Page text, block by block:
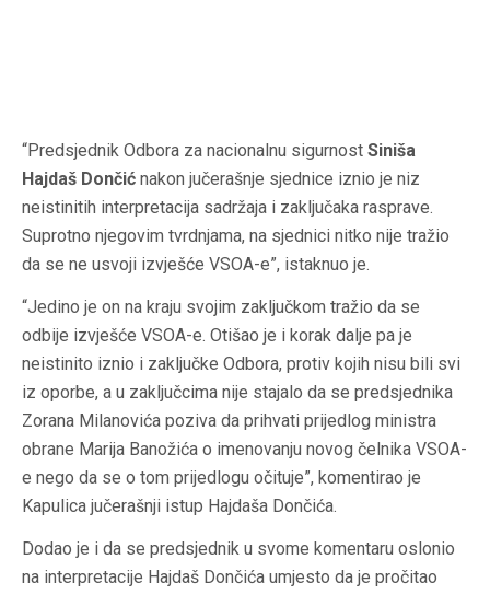
“Predsjednik Odbora za nacionalnu sigurnost Siniša
Hajdaš Dončić nakon jučerašnje sjednice iznio je niz
neistinitih interpretacija sadržaja i zaključaka rasprave.
Suprotno njegovim tvrdnjama, na sjednici nitko nije tražio
da se ne usvoji izvješće VSOA-e”, istaknuo je.
“Jedino je on na kraju svojim zaključkom tražio da se
odbije izvješće VSOA-e. Otišao je i korak dalje pa je
neistinito iznio i zaključke Odbora, protiv kojih nisu bili svi
iz oporbe, a u zaključcima nije stajalo da se predsjednika
Zorana Milanovića poziva da prihvati prijedlog ministra
obrane Marija Banožića o imenovanju novog čelnika VSOA-
e nego da se o tom prijedlogu očituje”, komentirao je
Kapulica jučerašnji istup Hajdaša Dončića.
Dodao je i da se predsjednik u svome komentaru oslonio
na interpretacije Hajdaš Dončića umjesto da je pročitao